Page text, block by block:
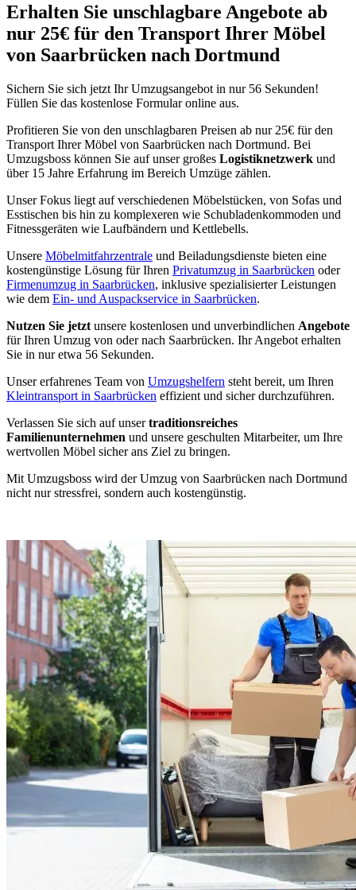
Erhalten Sie unschlagbare Angebote ab
nur 25€ für den Transport Ihrer Möbel
von Saarbrücken nach Dortmund
Sichern Sie sich jetzt Ihr Umzugsangebot in nur 56 Sekunden!
Füllen Sie das kostenlose Formular online aus.
Profitieren Sie von den unschlagbaren Preisen ab nur 25€ für den
Transport Ihrer Möbel von Saarbrücken nach Dortmund. Bei
Umzugsboss können Sie auf unser großes Logistiknetzwerk und
über 15 Jahre Erfahrung im Bereich Umzüge zählen.
Unser Fokus liegt auf verschiedenen Möbelstücken, von Sofas und
Esstischen bis hin zu komplexeren wie Schubladenkommoden und
Fitnessgeräten wie Laufbändern und Kettlebells.
Unsere Möbelmitfahrzentrale und Beiladungsdienste bieten eine
kostengünstige Lösung für Ihren Privatumzug in Saarbrücken oder
Firmenumzug in Saarbrücken, inklusive spezialisierter Leistungen
wie dem Ein- und Auspackservice in Saarbrücken.
Nutzen Sie jetzt unsere kostenlosen und unverbindlichen Angebote
für Ihren Umzug von oder nach Saarbrücken. Ihr Angebot erhalten
Sie in nur etwa 56 Sekunden.
Unser erfahrenes Team von Umzugshelfern steht bereit, um Ihren
Kleintransport in Saarbrücken effizient und sicher durchzuführen.
Verlassen Sie sich auf unsertraditionsreiches
Familienunternehmen und unsere geschulten Mitarbeiter, um Ihre
wertvollen Möbel sicher ans Ziel zu bringen.
Mit Umzugsboss wird der Umzug von Saarbrücken nach Dortmund
nicht nur stressfrei, sondern auch kostengünstig.